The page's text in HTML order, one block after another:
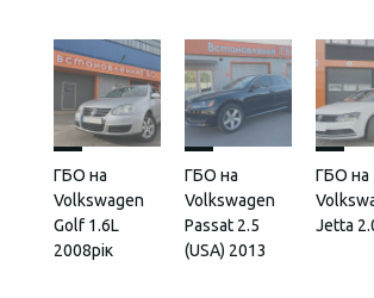
ГБО на
Volkswagen
Golf 1.6L
2008рік
ГБО на
Volkswagen
Passat 2.5
(USA) 2013
ГБО на
Jetta